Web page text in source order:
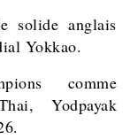
solide anglais
Yokkao.
comme
Yodpayak